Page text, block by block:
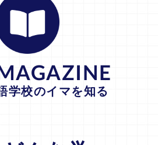
学校のイマを知る